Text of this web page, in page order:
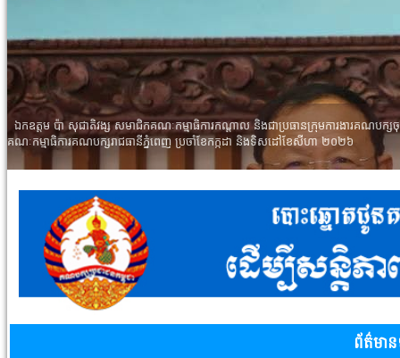
ឯកឧត្តម លូ គឹមឈន់ ប្រធានក្រុមការងារគណបក្សចុះមូលដ្ឋានស្រុកព្រៃនប់ អញ្ចើញជាអធិបតីក្នុ
កាន់ ការបោះឆ្នោតជ្រើសរើស ក្រុមប្រឹក្សាឃុំ អាណត្តិទី៦ ឆ្នាំ២០២៧ របស់គណៈកម្មាធិការគណប
ព័ត៌មា